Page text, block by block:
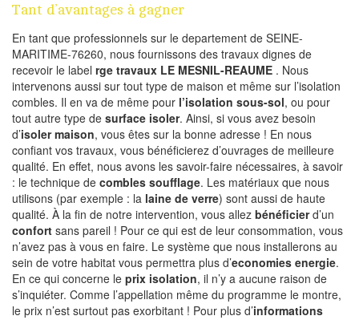
Tant d’avantages à gagner
En tant que professionnels sur le departement de SEINE-
MARITIME-76260, nous fournissons des travaux dignes de
recevoir le label rge travaux LE MESNIL-REAUME . Nous
intervenons aussi sur tout type de maison et même sur l’isolation
combles. Il en va de même pour l’isolation sous-sol, ou pour
tout autre type de surface isoler. Ainsi, si vous avez besoin
d’isoler maison, vous êtes sur la bonne adresse ! En nous
confiant vos travaux, vous bénéficierez d’ouvrages de meilleure
qualité. En effet, nous avons les savoir-faire nécessaires, à savoir
: le technique de combles soufflage. Les matériaux que nous
utilisons (par exemple : la laine de verre) sont aussi de haute
qualité. À la fin de notre intervention, vous allez bénéficierd’un
confort sans pareil ! Pour ce qui est de leur consommation, vous
n’avez pas à vous en faire. Le système que nous installerons au
sein de votre habitat vous permettra plus d’economies energie.
En ce qui concerne le prix isolation, il n’y a aucune raison de
s’inquiéter. Comme l’appellation même du programme le montre,
le prix n’est surtout pas exorbitant ! Pour plus d’informations